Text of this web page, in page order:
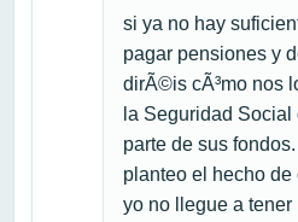
si ya no hay
pagar pensiones y
dirÃ©is cÃ³mo nos
la Seguridad
parte de sus
planteo el hecho
yo no llegue a tener